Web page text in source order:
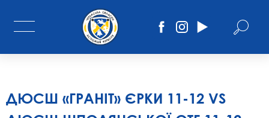
ДЮСШ «ГРАНІТ» ЄРКИ 11-12 VS